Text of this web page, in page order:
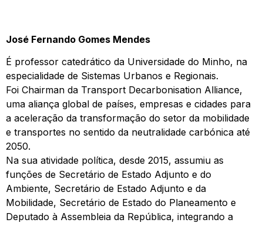
José Fernando Gomes Mendes
É professor catedrático da Universidade do Minho, na
especialidade de Sistemas Urbanos e Regionais.
Foi Chairman da Transport Decarbonisation Alliance,
uma aliança global de países, empresas e cidades para
a aceleração da transformação do setor da mobilidade
e transportes no sentido da neutralidade carbónica até
2050.
Na sua atividade política, desde 2015, assumiu as
funções de Secretário de Estado Adjunto e do
Ambiente, Secretário de Estado Adjunto e da
Mobilidade, Secretário de Estado do Planeamento e
Deputado à Assembleia da República, integrando a